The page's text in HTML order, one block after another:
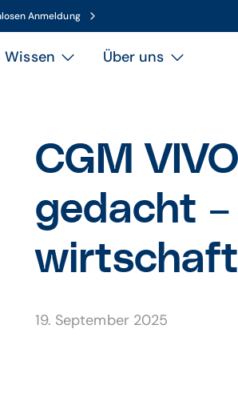
Anmeldung
Wissen Über uns
CGM
gedacht
19. September 2025